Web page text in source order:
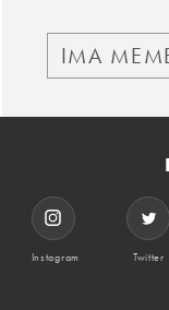
IMA
Instagram Twitter